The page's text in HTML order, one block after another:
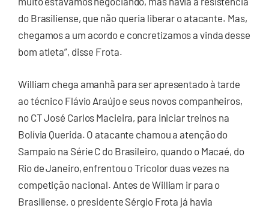
do Brasiliense, que não queria liberar o atacante. Mas,
chegamos a um acordo e concretizamos a vinda desse
bom atleta”, disse Frota.
William chega amanhã para ser apresentado à tarde
ao técnico Flávio Araújo e seus novos companheiros,
no CT José Carlos Macieira, para iniciar treinos na
Bolívia Querida. O atacante chamou a atenção do
Sampaio na Série C do Brasileiro, quando o Macaé, do
Rio de Janeiro, enfrentou o Tricolor duas vezes na
competição nacional. Antes de William ir para o
Brasiliense, o presidente Sérgio Frota já havia